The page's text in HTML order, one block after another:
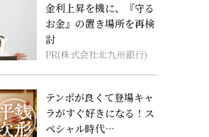
金利上昇を機に、『守る
お金』の置き場所を再検
討
PR(株式会社北九州銀行)
テンポが良くて登場キャ
ラがすぐ好きになる！ス
ペシャル時代…